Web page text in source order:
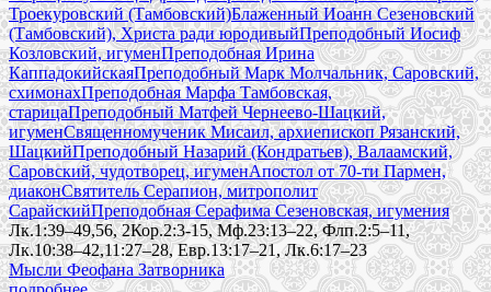
Троекуровский (Тамбовский)Блаженный Иоанн Сезеновский
(Тамбовский), Христа ради юродивыйПреподобный Иосиф
Козловский, игуменПреподобная Ирина
КаппадокийскаяПреподобный Марк Молчальник, Саровский,
схимонахПреподобная Марфа Тамбовская,
старицаПреподобный Матфей Чернеево-Шацкий,
игуменСвященномученик Мисаил, архиепископ Рязанский,
ШацкийПреподобный Назарий (Кондратьев), Валаамский,
Саровский, чудотворец, игуменАпостол от 70-ти Пармен,
диаконСвятитель Серапион, митрополит
СарайскийПреподобная Серафима Сезеновская, игумения
Лк.1:39–49,56, 2Кор.2:3-15, Мф.23:13–22, Флп.2:5–11,
Лк.10:38–42,11:27–28, Евр.13:17–21, Лк.6:17–23
Мысли Феофана Затворника